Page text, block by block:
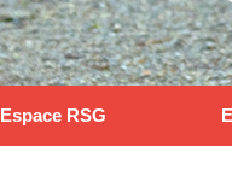
Espace RSG